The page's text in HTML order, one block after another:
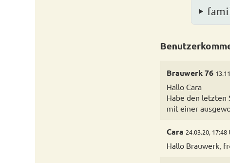
Brauwerk 76
Hallo Cara
Habe den letzten
mit einer
Cara 24.03.20, 17:48